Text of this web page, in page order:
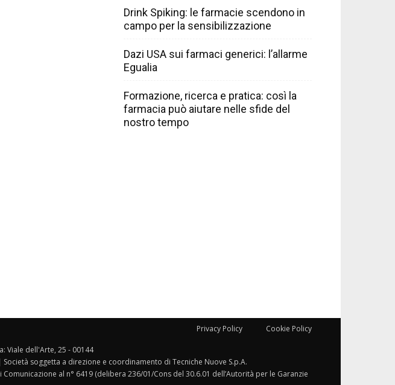
Drink Spiking: le farmacie scendono in
campo per la sensibilizzazione
Dazi USA sui farmaci generici: l’allarme
Egualia
Formazione, ricerca e pratica: così la
farmacia può aiutare nelle sfide del
nostro tempo
Privacy Policy Cookie Policy
Viale dell'Arte, 25 - 00144
soggetta a direzione e coordinamento di Tecniche Nuove S.p.A.
al n° 6419 (delibera 236/01/Cons del 30.6.01 dell’Autorità per le Garanzie